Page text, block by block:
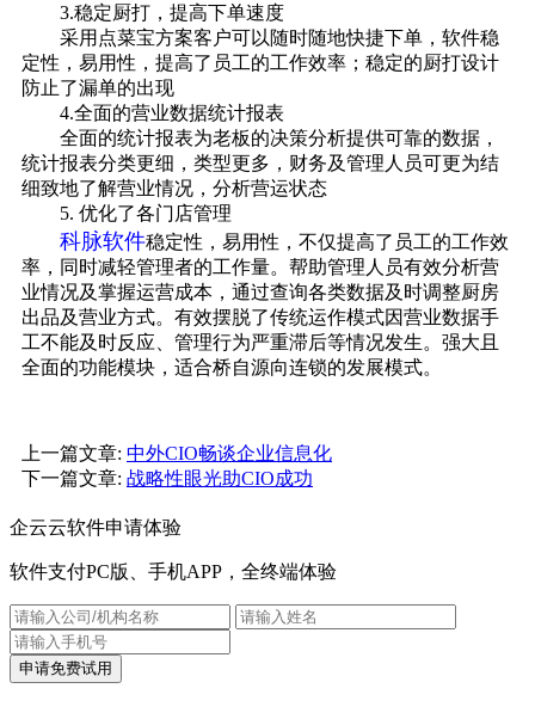
3.稳定厨打，提高下单速度
采用点菜宝方案客户可以随时随地快捷下单，软件稳
定性，易用性，提高了员工的工作效率；稳定的厨打设计
防止了漏单的出现
4.全面的营业数据统计报表
全面的统计报表为老板的决策分析提供可靠的数据，
统计报表分类更细，类型更多，财务及管理人员可更为结
细致地了解营业情况，分析营运状态
5. 优化了各门店管理
科脉软件稳定性，易用性，不仅提高了员工的工作效
率，同时减轻管理者的工作量。帮助管理人员有效分析营
业情况及掌握运营成本，通过查询各类数据及时调整厨房
出品及营业方式。有效摆脱了传统运作模式因营业数据手
工不能及时反应、管理行为严重滞后等情况发生。强大且
全面的功能模块，适合桥自源向连锁的发展模式。
上一篇文章: 中外CIO畅谈企业信息化
下一篇文章: 战略性眼光助CIO成功
企云云软件申请体验
软件支付PC版、手机APP，全终端体验
申请免费试用